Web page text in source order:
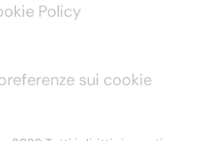
Policy
sui cookie